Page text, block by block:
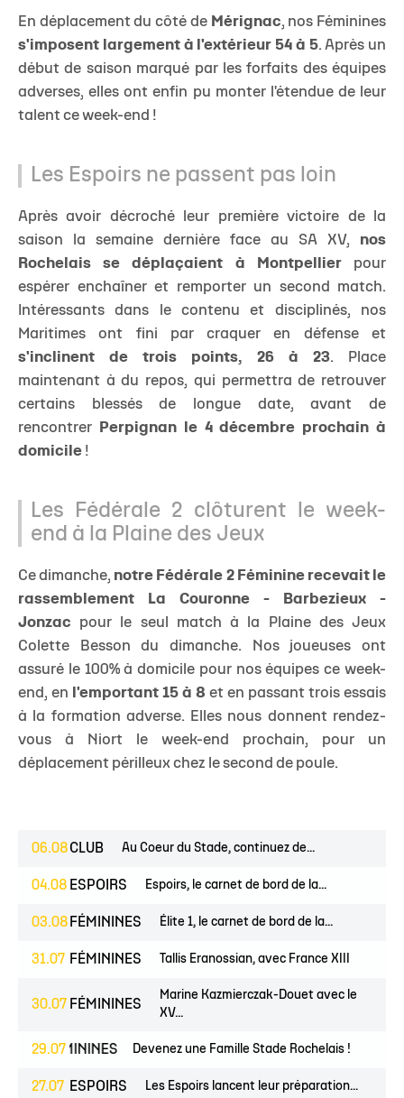
En déplacement du côté de Mérignac, nos Féminines
s'imposent largement à l'extérieur 54 à 5. Après un
début de saison marqué par les forfaits des équipes
adverses, elles ont enfin pu monter l'étendue de leur
talent ce week-end !
Les Espoirs ne passent pas loin
Après avoir décroché leur première victoire de la
saison la semaine dernière face au SA XV, nos
Rochelais se déplaçaient à Montpellierpour
espérer enchaîner et remporter un second match.
Intéressants dans le contenu et disciplinés, nos
Maritimes ont fini par craquer en défense et
s'inclinent de trois points, 26 à 23. Place
maintenant à du repos, qui permettra de retrouver
certains blessés de longue date, avant de
rencontrer
Perpignan le 4 décembre prochain à
domicile !
Les Fédérale 2 clôturent le week-
end à la Plaine des Jeux
Ce dimanche, notre Fédérale 2 Féminine recevait le
rassemblement La Couronne - Barbezieux -
Jonzac pour le seul match à la Plaine des Jeux
Colette Besson du dimanche. Nos joueuses ont
assuré le 100% à domicile pour nos équipes ce week-
end, en
l'emportant 15 à 8 et en passant trois essais
à la formation adverse. Elles nous donnent rendez-
vous à Niort le week-end prochain, pour un
déplacement périlleux chez le second de poule.
06.08CLUB Au Coeur du Stade, continuez de...
04.08 ESPOIRS Espoirs, le carnet de bord de la...
03.08 FÉMININES Élite 1, le carnet de bord de la...
31.07 FÉMININES Tallis Eranossian, avec France XIII
30.07 FÉMININES
Marine Kazmierczak-Douet avec le
XV...
29.07
FÉMININES CLUBDevenez une Famille Stade Rochelais !
27.07 ESPOIRS Les Espoirs lancent leur préparation...